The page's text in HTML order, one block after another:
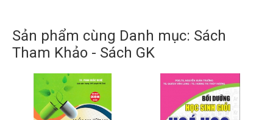
Sản phẩm cùng Danh mục: Sách
Tham Khảo - Sách GK